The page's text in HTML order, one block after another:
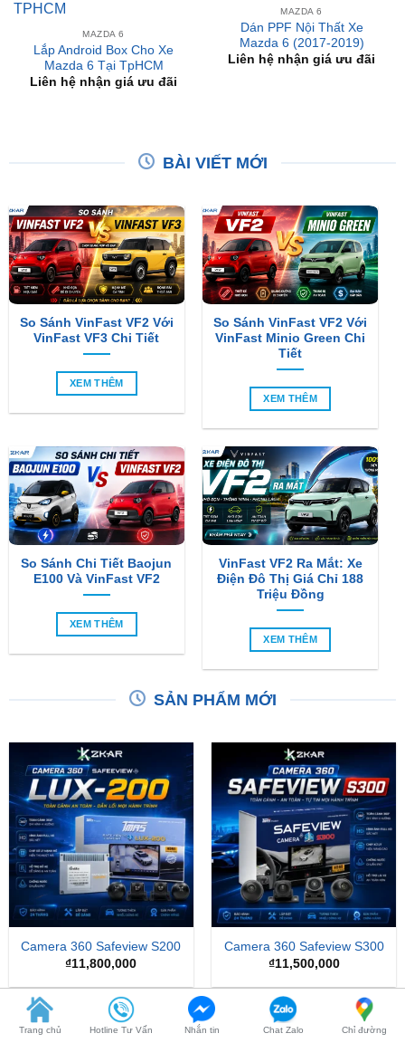
Lắp Android Box Cho Xe
Liên hệ nhận giá ưu đãi
Liên hệ nhận giá ưu đãi
So Sánh VinFast VF2 Với
VinFast VF3 Chi Tiết
XEM THÊM
So Sánh VinFast VF2 Với
VinFast Minio Green Chi
Tiết
XEM THÊM
So Sánh Chi Tiết Baojun
E100 Và VinFast VF2
XEM THÊM
VinFast VF2 Ra Mắt: Xe
Điện Đô Thị Giá Chỉ 188
Triệu Đồng
XEM THÊM
SẢN PHẨM MỚI
Camera 360 Safeview S200
₫11,800,000
Camera 360 Safeview S300
₫11,500,000
Trang chủ Hotline Tư Vấn Nhắn tin Chat Zalo Chỉ đường